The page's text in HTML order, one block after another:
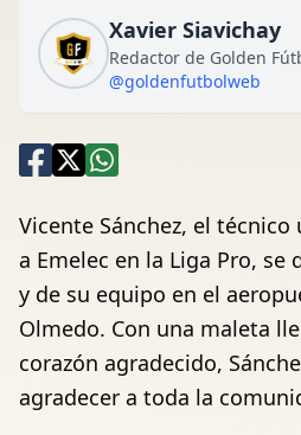
Xavier Siavichay
Redactor de Golden
@goldenfutbolweb
Vicente Sánchez, el
a Emelec en la Liga Pro, se
y de su equipo en el
Olmedo. Con una maleta
corazón agradecido,
agradecer a toda la